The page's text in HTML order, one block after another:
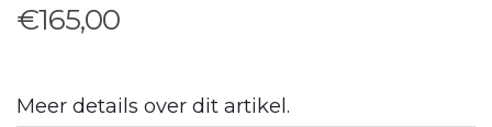
€165,00
Meer details over dit artikel.